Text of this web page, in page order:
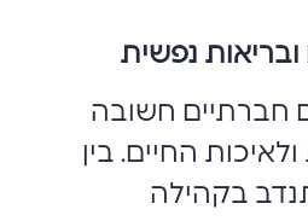
נפשית
חברתיים חשובה
החיים. בין
בקהילה